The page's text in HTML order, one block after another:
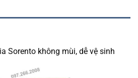
Sorento không mùi, dễ vệ sinh